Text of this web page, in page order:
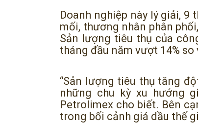
Doanh nghiệp này lý giải,
mối, thương nhân phân
Sản lượng tiêu thụ của
tháng đầu năm vượt 14%
“Sản lượng tiêu thụ tăng
những chu kỳ xu hướng
Petrolimex cho biết. Bên
trong bối cảnh giá dầu thế